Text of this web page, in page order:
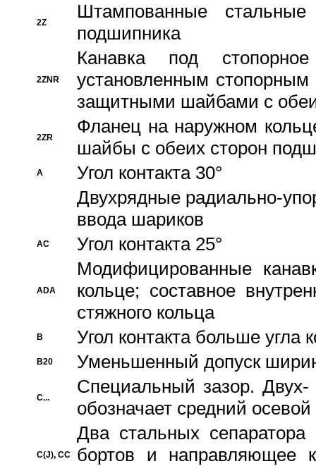
2Z
Штампованные
подшипника
2ZNR
Канавка под
установленным
защитными шайбами с
2ZR
Фланец на наружном
шайбы с обеих сторон
A
Угол контакта 30°
Двухрядные радиально-
ввода шариков
AC Угол контакта 25°
ADA
Модифицированные
кольце; составное
стяжного кольца
B Угол контакта больше угла
B20 Уменьшенный допуск
C...
Специальный зазор.
обозначает средний
C(J), CC
Два стальных сепаратора
бортов и направляющее